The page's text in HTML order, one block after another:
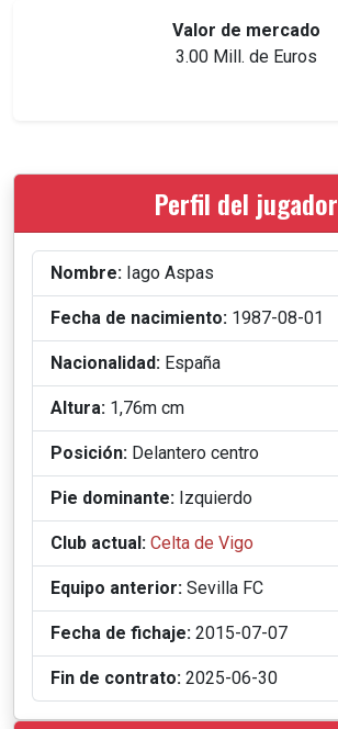
Valor de mercado
3.00 Mill. de Euros
Perfil del jugador
Nombre: Iago Aspas
Fecha de nacimiento: 1987-08-01
Nacionalidad: España
Altura: 1,76m cm
Posición: Delantero centro
Pie dominante: Izquierdo
Club actual: Celta de Vigo
Equipo anterior: Sevilla FC
Fecha de fichaje: 2015-07-07
Fin de contrato: 2025-06-30